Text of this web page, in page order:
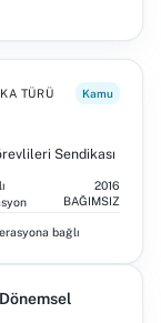
TÜRÜ Kamu
Sendikası
2016
BAĞIMSIZ
bağlı